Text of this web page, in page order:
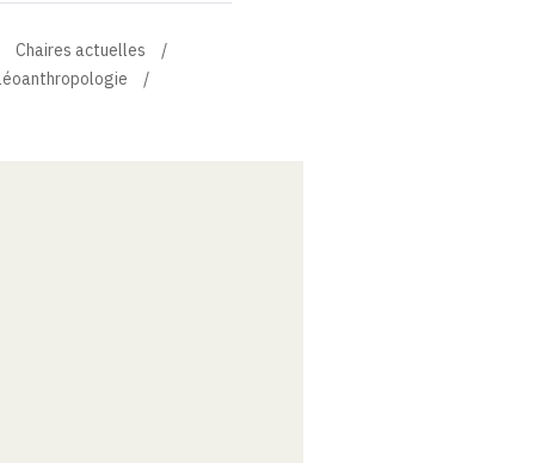
Chaires actuelles